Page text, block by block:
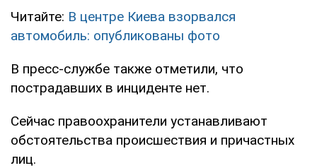
Читайте: В центре Киева взорвался
автомобиль: опубликованы фото
В пресс-службе также отметили, что
пострадавших в инциденте нет.
Сейчас правоохранители устанавливают
обстоятельства происшествия и причастных
лиц.